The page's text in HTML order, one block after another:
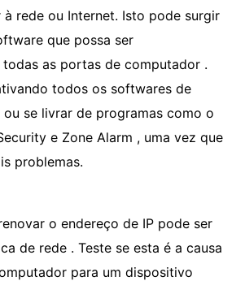
à rede ou Internet. Isto pode surgir
que possa ser
as portas de computador .
todos os softwares de
se livrar de programas como o
e Zone Alarm , uma vez que
problemas.
o endereço de IP pode ser
de rede . Teste se esta é a causa
para um dispositivo